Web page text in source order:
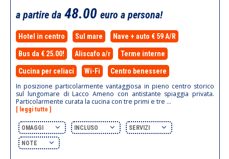
a partire da 48.00 euro a persona!
Hotel in centro Sul mare Nave + auto € 59 A/R
Bus da € 25.00! Aliscafo a/r Terme interne
Cucina per celiaci Wi-Fi Centro benessere
In posizione particolarmente vantaggiosa in pieno centro storico
sul lungomare di Lacco Ameno con antistante spiaggia privata.
Particolarmente curata la cucina con tre primi e tre ...
[ leggi tutto ]
OMAGGI INCLUSO SERVIZI
NOTE